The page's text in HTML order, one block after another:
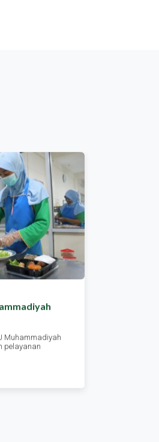
Muhammadiyah
pelayanan